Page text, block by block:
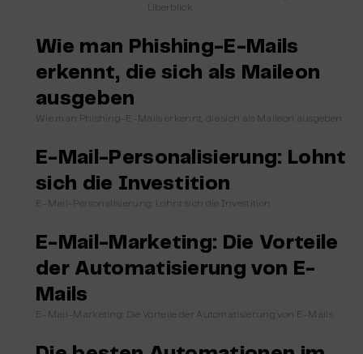
Überblick
Wie man Phishing-E-Mails
erkennt, die sich als Maileon
ausgeben
Wie man Phishing-E-Mails erkennt, die sich als Maileon ausgeben
E-Mail-Personalisierung: Lohnt
sich die Investition
E-Mail-Personalisierung: Lohnt sich die Investition
E-Mail-Marketing: Die Vorteile
der Automatisierung von E-
Mails
E-Mail-Marketing: Die Vorteile der Automatisierung von E-Mails